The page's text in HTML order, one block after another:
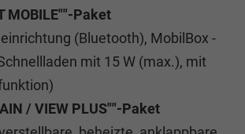
MOBILE""-Paket
(Bluetooth), MobilBox -
mit 15 W (max.), mit
/ VIEW PLUS""-Paket